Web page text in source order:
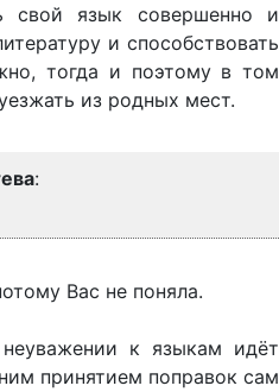
свой язык совершенно и
и способствовать
тогда и поэтому в том
из родных мест.
:
Вас не поняла.
к языкам идёт
принятием поправок сам